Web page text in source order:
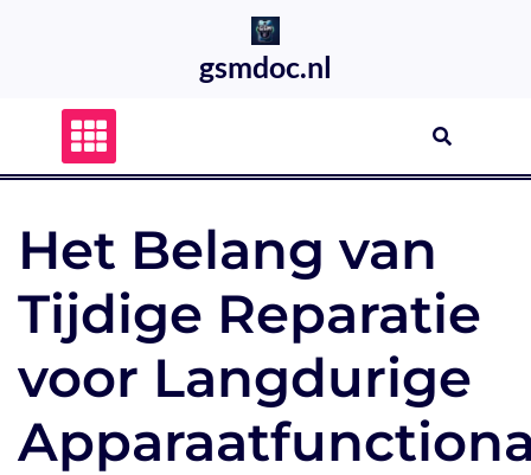
gsmdoc.nl
Het Belang van
Tijdige Reparatie
voor Langdurige